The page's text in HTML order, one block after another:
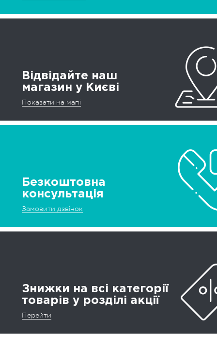
Відвідайте наш
магазин у Києві
Показати на мапі
Безкоштовна
консультація
Замовити дзвінок
Знижки на всі категорії
товарів у розділі акції
Перейти